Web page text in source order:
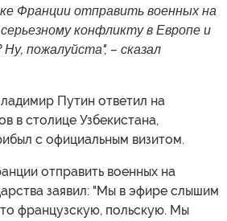
Франции отправить военных на
конфликту в Европе и
пожалуйста", – сказал
Путин ответил на
в столице Узбекистана,
с официальным визитом.
отправить военных на
заявил: "Мы в эфире слышим
французскую, польскую. Мы